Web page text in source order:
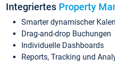
Integriertes Property
Smarter dynamischer
Drag-and-drop Buchungen
Individuelle Dashboards
Reports, Tracking und